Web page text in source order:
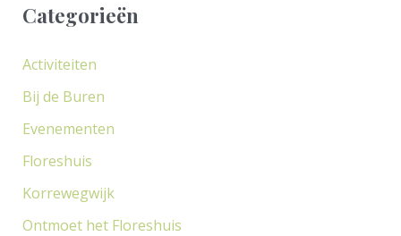
n
a
r
:
Categorieën
Activiteiten
Bij de Buren
Evenementen
Floreshuis
Korrewegwijk
Ontmoet het Floreshuis